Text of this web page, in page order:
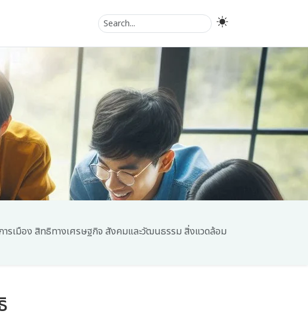
รเมือง สิทธิทางเศรษฐกิจ สังคมและวัฒนธรรม สิ่งแวดล้อม